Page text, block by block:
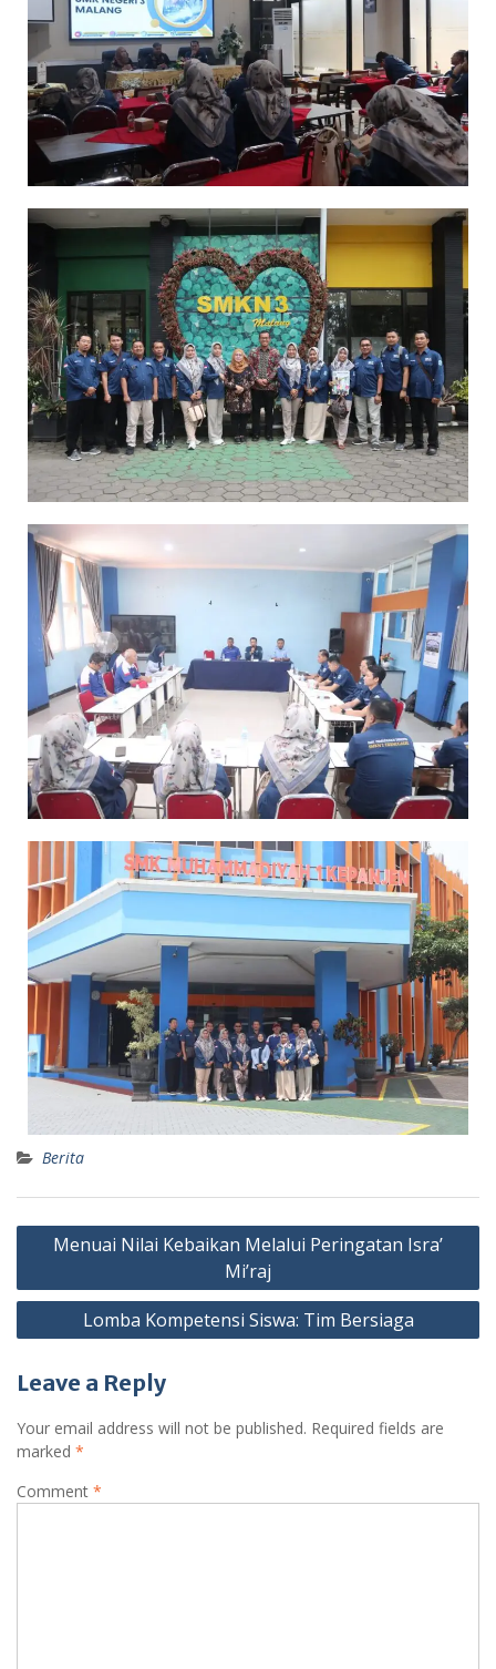
Berita
Menuai Nilai Kebaikan Melalui Peringatan Isra’
Mi’raj
Lomba Kompetensi Siswa: Tim Bersiaga
Leave a Reply
Your email address will not be published. Required fields are
marked *
Comment *